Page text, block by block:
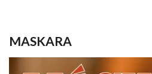
MASKARA